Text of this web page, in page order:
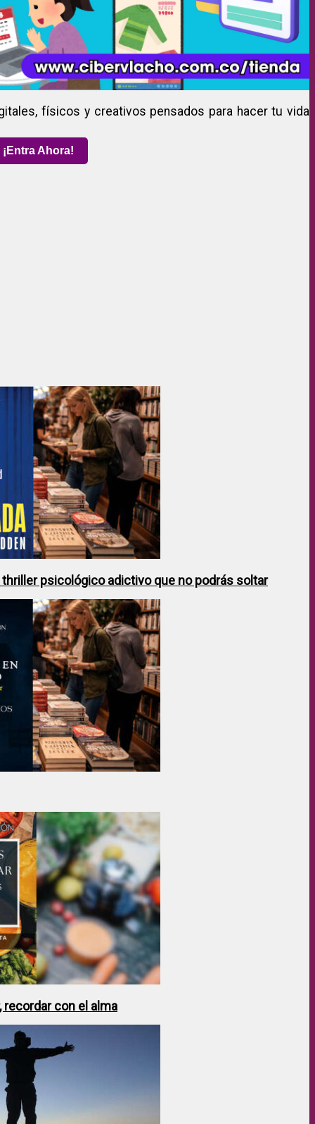
físicos y creativos pensados para hacer tu vida
¡Entra Ahora!
thriller psicológico adictivo que no podrás soltar
recordar con el alma